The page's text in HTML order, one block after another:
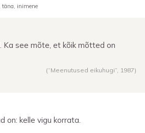
täna inimene
Ka see mõte, et kõik mõtted on
(“Meenutused eikuhugi”, 1987)
on: kelle vigu korrata.